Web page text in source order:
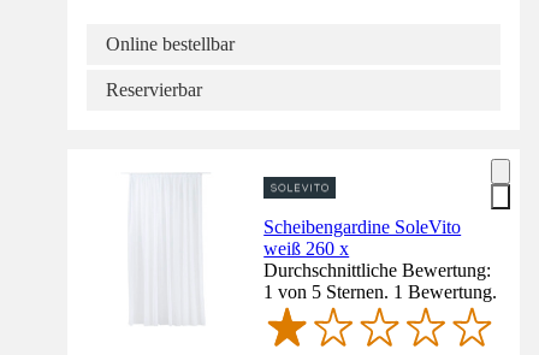
Online bestellbar
Reservierbar
Scheibengardine SoleVito
weiß 260 x
Durchschnittliche Bewertung:
1 von 5 Sternen. 1 Bewertung.